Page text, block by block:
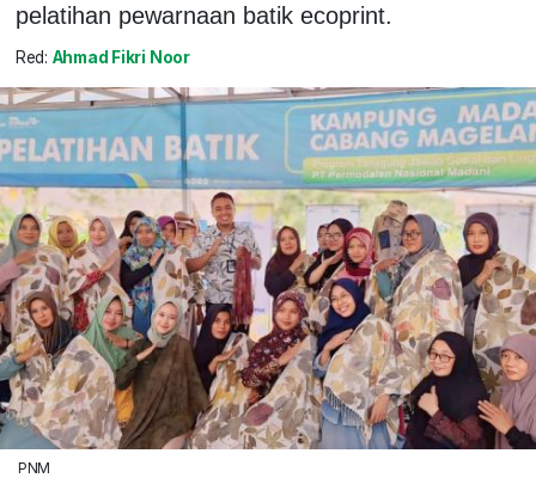
pelatihan pewarnaan batik ecoprint.
Red: Ahmad Fikri Noor
PNM